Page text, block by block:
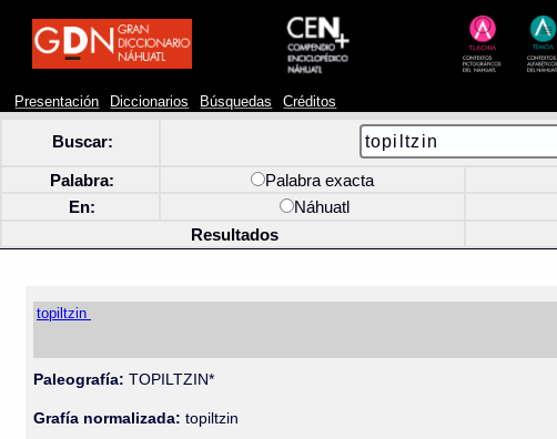
Presentación Diccionarios Búsquedas Créditos
Buscar:
Palabra: Palabra exacta
En:
Náhuatl
Resultados
topiltzin
Paleografía: TOPILTZIN*
Grafía normalizada: topiltzin